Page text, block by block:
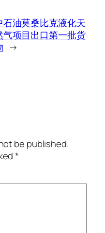
石油莫桑比克液化天
气项目出口第一批货
→
be published.
*